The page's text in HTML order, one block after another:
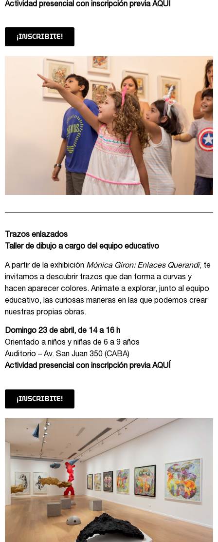
Actividad presencial con inscripción previaAQUI
¡INSCRIBITE!
Trazos enlazados
Taller de dibujo a cargo del equipo educativo
A partir de la exhibición Mónica Giron: Enlaces Querandí, te
invitamos a descubrir trazos que dan forma a curvas y
hacen aparecer colores. Animate a explorar, junto al equipo
educativo, las curiosas maneras en las que podemos crear
nuestras propias obras.
Domingo 23 de abril, de 14 a 16 h
Orientado a niños y niñas de 6 a 9 años
Auditorio – Av. San Juan 350 (CABA)
Actividad presencial con inscripción previaAQUÍ
¡INSCRIBITE!